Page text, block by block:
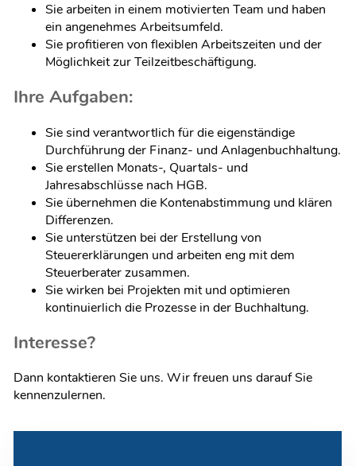
Sie arbeiten in einem motivierten Team und haben
ein angenehmes Arbeitsumfeld.
Sie profitieren von flexiblen Arbeitszeiten und der
Möglichkeit zur Teilzeitbeschäftigung.
Ihre Aufgaben:
Sie sind verantwortlich für die eigenständige
Durchführung der Finanz- und Anlagenbuchhaltung.
Sie erstellen Monats-, Quartals- und
Jahresabschlüsse nach HGB.
Sie übernehmen die Kontenabstimmung und klären
Differenzen.
Sie unterstützen bei der Erstellung von
Steuererklärungen und arbeiten eng mit dem
Steuerberater zusammen.
Sie wirken bei Projekten mit und optimieren
kontinuierlich die Prozesse in der Buchhaltung.
Interesse?
Dann kontaktieren Sie uns. Wir freuen uns darauf Sie
kennenzulernen.